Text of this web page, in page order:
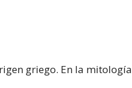
griego. En la mitología